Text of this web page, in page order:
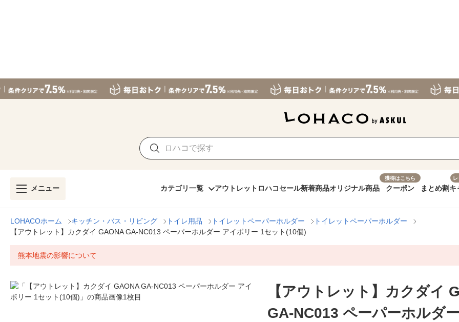
メニュー カテゴリ一覧 アウトレット ロハコセール新着商品オリジナル商品
獲得はこちら
クーポン まとめ割キ
LOHACOホーム キッチン・バス・リビング トイレ用品 トイレットペーパーホルダー
トイレットペーパーホルダー
【アウトレット】カクダイ GAONA GA-NC013 ペーパーホルダー アイボリー 1セット(10個)
熊本地震の影響について
【アウトレット】カクダイ
GA-NC013 ペーパーホルダ